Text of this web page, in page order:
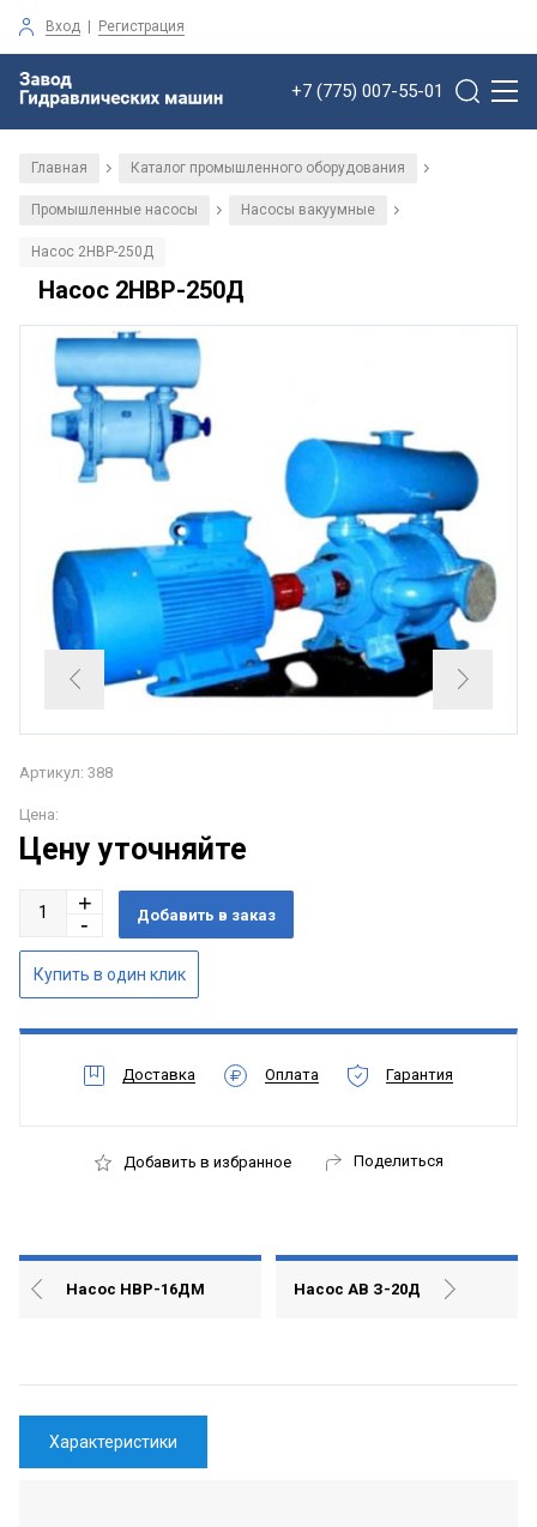
Вход | Регистрация
+7 (775) 007-55-01
Главная / Каталог промышленного оборудования /
Промышленные насосы / Насосы вакуумные /
Насос 2НВР-250Д
Насос 2НВР-250Д
Артикул: 388
Цена:
Цену уточняйте
Доставка Оплата Гарантия
Добавить в избранное Поделиться
Насос НВР-16ДМ Насос АВ З-20Д
Характеристики